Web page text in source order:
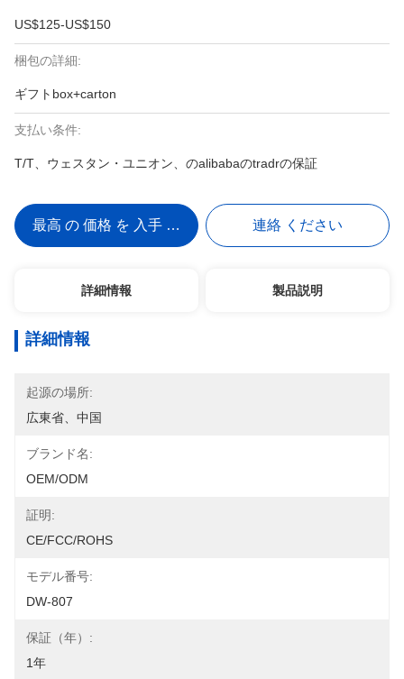
US$125-US$150
梱包の詳細:
ギフトbox+carton
支払い条件:
T/T、ウェスタン・ユニオン、のalibabaのtradrの保証
最高 の 価格 を 入手 する 連絡 ください
詳細情報 製品説明
詳細情報
起源の場所:
広東省、中国
ブランド名:
OEM/ODM
証明:
CE/FCC/ROHS
モデル番号:
DW-807
保証（年）:
1年